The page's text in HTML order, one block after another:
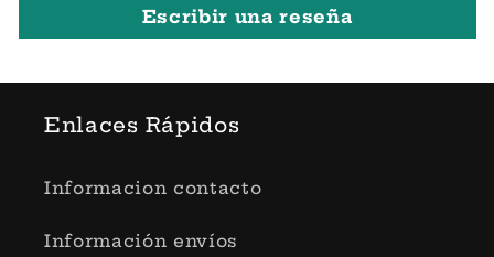
Escribir una reseña
Enlaces Rápidos
Informacion contacto
Información envíos